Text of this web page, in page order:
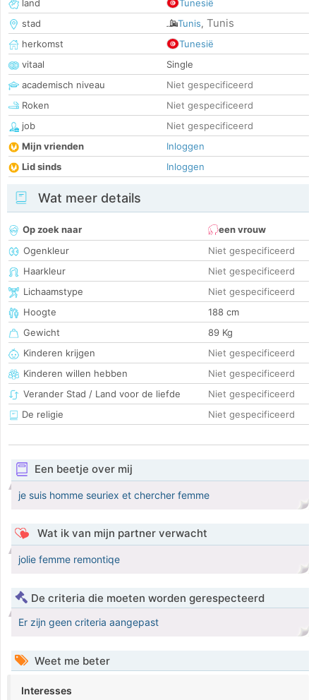
land
Tunesië
stad
Tunis, Tunis
herkomst
Tunesië
vitaal
Single
academisch niveau
Niet gespecificeerd
Roken
Niet gespecificeerd
job
Niet gespecificeerd
Mijn vrienden
Inloggen
Lid sinds
Inloggen
Wat meer details
Op zoek naar
een vrouw
Ogenkleur
Niet gespecificeerd
Haarkleur
Niet gespecificeerd
Lichaamstype
Niet gespecificeerd
Hoogte
188 cm
Gewicht
89 Kg
Kinderen krijgen
Niet gespecificeerd
Kinderen willen hebben
Niet gespecificeerd
Verander Stad / Land voor de liefde
Niet gespecificeerd
De religie
Niet gespecificeerd
Een beetje over mij
je suis homme seuriex et chercher femme
Wat ik van mijn partner verwacht
jolie femme remontiqe
De criteria die moeten worden gerespecteerd
Er zijn geen criteria aangepast
Weet me beter
Interesses